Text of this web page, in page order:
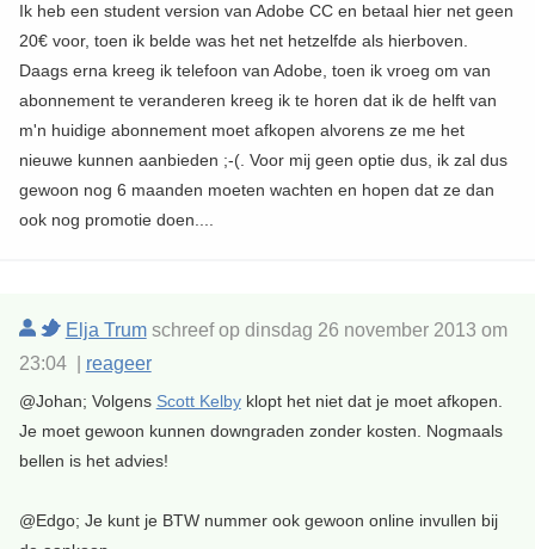
Ik heb een student version van Adobe CC en betaal hier net geen
20€ voor, toen ik belde was het net hetzelfde als hierboven.
Daags erna kreeg ik telefoon van Adobe, toen ik vroeg om van
abonnement te veranderen kreeg ik te horen dat ik de helft van
m'n huidige abonnement moet afkopen alvorens ze me het
nieuwe kunnen aanbieden ;-(. Voor mij geen optie dus, ik zal dus
gewoon nog 6 maanden moeten wachten en hopen dat ze dan
ook nog promotie doen....
Elja Trumschreef op dinsdag 26 november 2013 om
23:04 | reageer
@Johan; Volgens Scott Kelbyklopt het niet dat je moet afkopen.
Je moet gewoon kunnen downgraden zonder kosten. Nogmaals
bellen is het advies!
@Edgo; Je kunt je BTW nummer ook gewoon online invullen bij